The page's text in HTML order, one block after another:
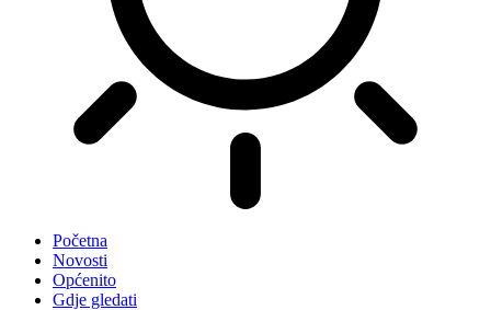
Početna
Novosti
Općenito
Gdje gledati